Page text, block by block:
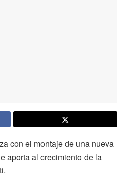
con el montaje de una nueva
aporta al crecimiento de la